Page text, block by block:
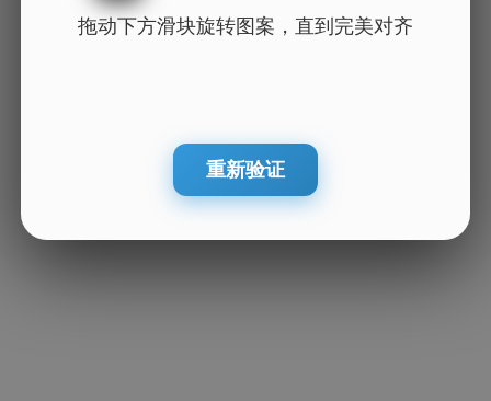
拖动下方滑块旋转图案，直到完美对齐
重新验证